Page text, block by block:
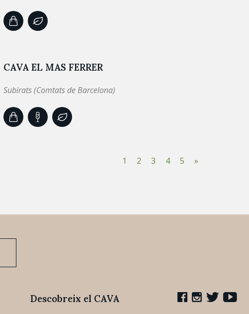
CAVA EL MAS FERRER
Subirats (Comtats de Barcelona)
1 2 3 4 5 »
Descobreix el CAVA